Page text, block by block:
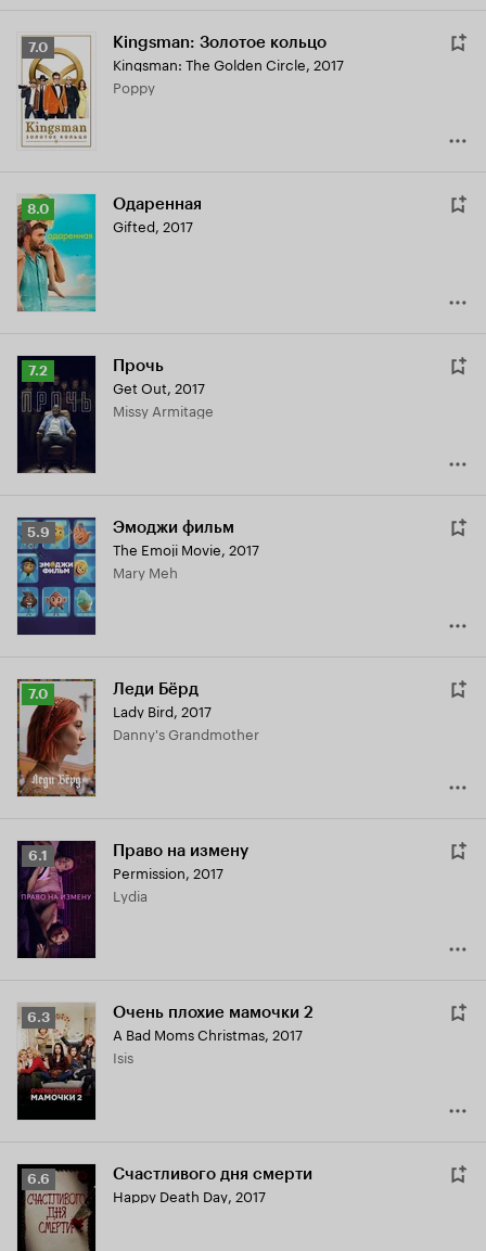
Рейтинг
Кинопоиска
7.0
7.0 Kingsman: Золотое кольцо
Kingsman: The Golden Circle, 2017
Poppy
Рейтинг
Кинопоиска
8.0
8.0 Одаренная
Gifted, 2017
Рейтинг
Кинопоиска
7.2
7.2 Прочь
Get Out, 2017
Missy Armitage
Рейтинг
Кинопоиска
5.9
5.9 Эмоджи фильм
The Emoji Movie, 2017
Mary Meh
Рейтинг
Кинопоиска
7.0
7.0 Леди Бёрд
Lady Bird, 2017
Danny's Grandmother
Рейтинг
Кинопоиска
6.1
6.1 Право на измену
Permission, 2017
Lydia
Рейтинг
Кинопоиска
6.3
6.3 Очень плохие мамочки 2
A Bad Moms Christmas, 2017
Isis
Рейтинг
Кинопоиска
6.6
6.6 Счастливого дня смерти
Happy Death Day, 2017